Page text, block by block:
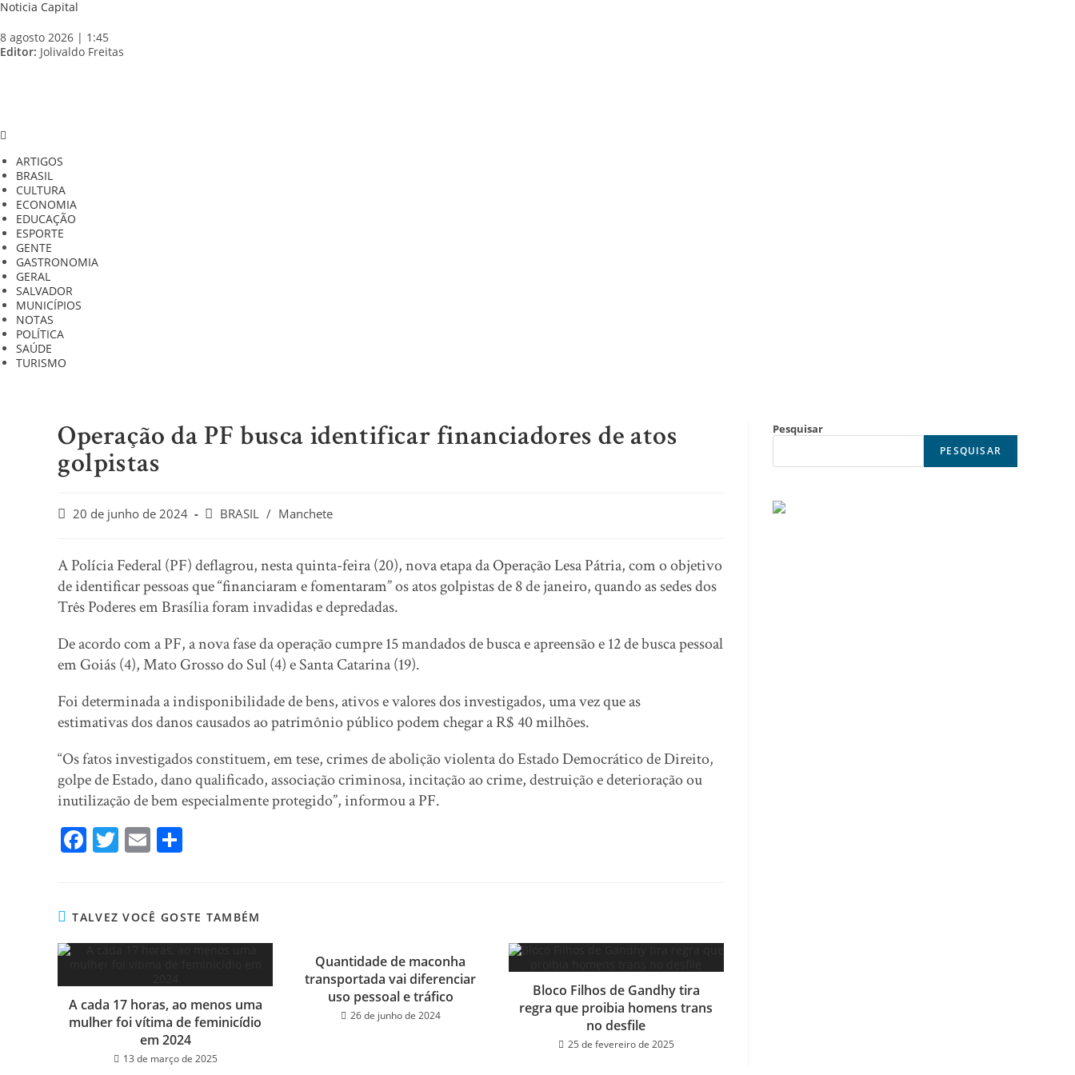
Skip
content
Noticia Capital
8 agosto 2026 | 1:45
Editor: Jolivaldo Freitas
ARTIGOS
BRASIL
CULTURA
ECONOMIA
EDUCAÇÃO
ESPORTE
GENTE
GASTRONOMIA
GERAL
SALVADOR
MUNICÍPIOS
NOTAS
POLÍTICA
SAÚDE
TURISMO
Operação da PF busca identificar financiadores de atos
golpistas
Post20 de junho de 2024
PostBRASIL / Manchete
A Polícia Federal (PF) deflagrou, nesta quinta-feira (20), nova etapa da Operação Lesa Pátria, com o objetivo
de identificar pessoas que “financiaram e fomentaram” os atos golpistas de 8 de janeiro, quando as sedes dos
Três Poderes em Brasília foram invadidas e depredadas.
De acordo com a PF, a nova fase da operação cumpre 15 mandados de busca e apreensão e 12 de busca pessoal
em Goiás (4), Mato Grosso do Sul (4) e Santa Catarina (19).
Foi determinada a indisponibilidade de bens, ativos e valores dos investigados, uma vez que as
estimativas dos danos causados ao patrimônio público podem chegar a R$ 40 milhões.
“Os fatos investigados constituem, em tese, crimes de abolição violenta do Estado Democrático de Direito,
golpe de Estado, dano qualificado, associação criminosa, incitação ao crime, destruição e deterioração ou
inutilização de bem especialmente protegido”, informou a PF.
Fa
ok
T
er
E
TALVEZ VOCÊ GOSTE TAMBÉM
A cada 17 horas, ao menos uma
mulher foi vítima de feminicídio
em 2024
13 de março de 2025
Quantidade de maconha
transportada vai diferenciar
uso pessoal e tráfico
26 de junho de 2024
Bloco Filhos de Gandhy tira
regra que proibia homens trans
no desfile
25 de fevereiro de 2025
Pesquisar
PESQUISAR